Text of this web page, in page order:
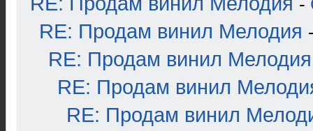
-
RE: Продам винил Мелодия
RE: Продам винил Мелодия
RE: Продам винил
RE: Продам винил